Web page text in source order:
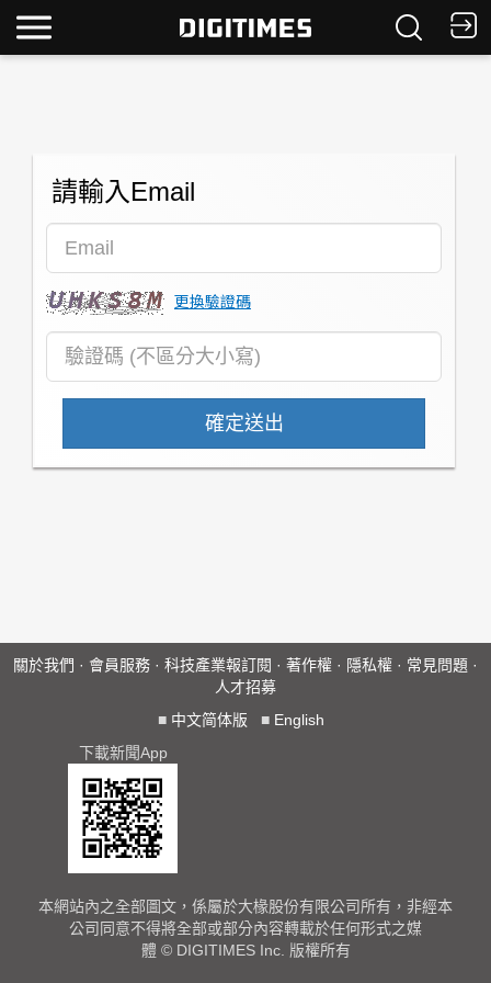
請輸入Email
更換驗證碼
確定送出
關於我們 · 會員服務 · 科技產業報訂閱 · 著作權 · 隱私權 · 常見問題 ·
人才招募
■ 中文简体版 ■ English
下載新聞App
本網站內之全部圖文，係屬於大椽股份有限公司所有，非經本
公司同意不得將全部或部分內容轉載於任何形式之媒
體 © DIGITIMES Inc. 版權所有